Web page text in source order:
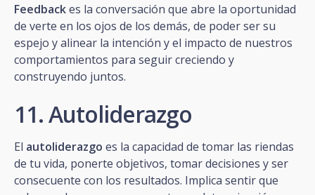
Feedbackes la conversación que abre la oportunidad
de verte en los ojos de los demás, de poder ser su
espejo y alinear la intención y el impacto de nuestros
comportamientos para seguir creciendo y
construyendo juntos.
11. Autoliderazgo
El autoliderazgo es la capacidad de tomar las riendas
de tu vida, ponerte objetivos, tomar decisiones y ser
consecuente con los resultados. Implica sentir que